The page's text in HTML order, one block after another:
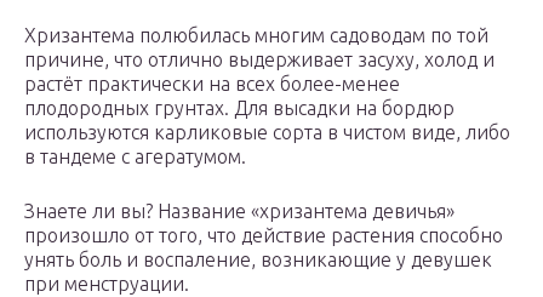
Хризантема полюбилась многим садоводам по той
причине, что отлично выдерживает засуху, холод и
растёт практически на всех более-менее
плодородных грунтах. Для высадки на бордюр
используются карликовые сорта в чистом виде, либо
в тандеме с агератумом.
Знаете ли вы? Название «хризантема девичья»
произошло от того, что действие растения способно
унять боль и воспаление, возникающие у девушек
при менструации.